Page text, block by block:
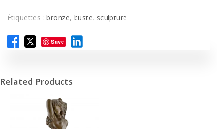
Étiquettes :bronze, buste, sculpture
Save
Related Products